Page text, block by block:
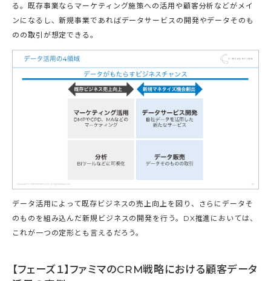
る。既存事業ならマーケティング施策への活用や顧客分析などがメイ
ンになるし、新規事業であればデータサービスの開発やデータそのも
のの取引が想定できる。
データ活用によって既存ビジネスの売上向上を図り、さらにデータそ
のものを組み込んだ新規ビジネスの開発を行う。DX推進においては、
これが一つの定形とも言えるだろう。
【フェーズ１】ファミマのCRM戦略における顧客データ